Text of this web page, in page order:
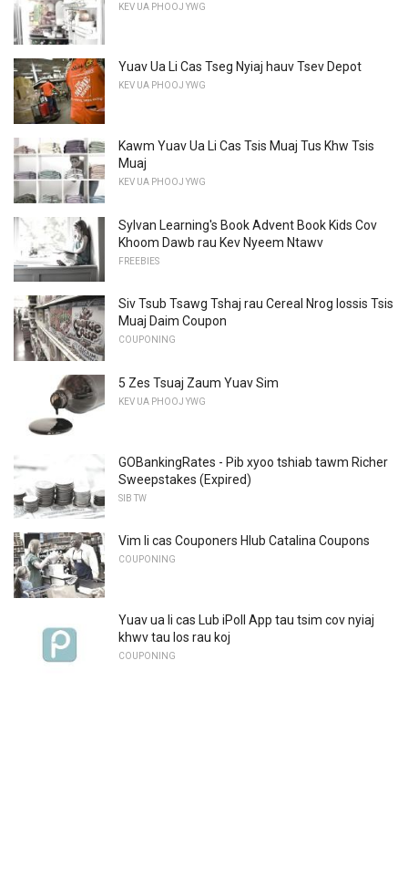
KEV UA PHOOJ YWG
Yuav Ua Li Cas Tseg Nyiaj hauv Tsev Depot
KEV UA PHOOJ YWG
Kawm Yuav Ua Li Cas Tsis Muaj Tus Khw Tsis
Muaj
KEV UA PHOOJ YWG
Sylvan Learning's Book Advent Book Kids Cov
Khoom Dawb rau Kev Nyeem Ntawv
FREEBIES
Siv Tsub Tsawg Tshaj rau Cereal Nrog lossis Tsis
Muaj Daim Coupon
COUPONING
5 Zes Tsuaj Zaum Yuav Sim
KEV UA PHOOJ YWG
GOBankingRates - Pib xyoo tshiab tawm Richer
Sweepstakes (Expired)
SIB TW
Vim li cas Couponers Hlub Catalina Coupons
COUPONING
Yuav ua li cas Lub iPoll App tau tsim cov nyiaj
khwv tau los rau koj
COUPONING